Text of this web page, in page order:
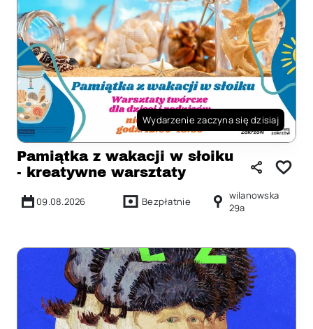
Wydarzenie zaczyna się dzisiaj
Pamiątka z wakacji w słoiku
- kreatywne warsztaty
09.08.2026 Bezpłatnie
wilanowska
29a